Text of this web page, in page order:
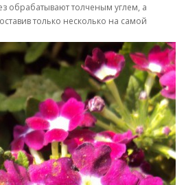
обрабатывают толченым углем, а
только несколько на самой